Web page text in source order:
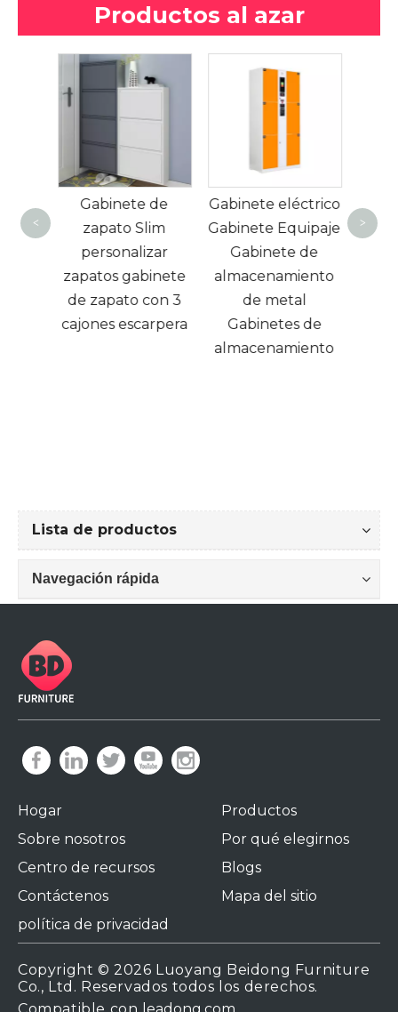
Productos al azar
Gabinete de
zapato Slim
personalizar
zapatos gabinete
de zapato con 3
cajones escarpera
Gabinete eléctrico
Gabinete Equipaje
Gabinete de
almacenamiento
de metal
Gabinetes de
almacenamiento
< >
Lista de productos
Navegación rápida
Hogar
Productos
Sobre nosotros
Por qué elegirnos
Centro de recursos
Blogs
Contáctenos
Mapa del sitio
política de privacidad
Copyright © 2026 Luoyang Beidong Furniture
Co., Ltd. Reservados todos los derechos.